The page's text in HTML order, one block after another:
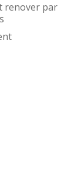
renover par